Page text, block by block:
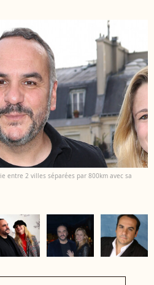
entre 2 villes séparées par 800km avec sa